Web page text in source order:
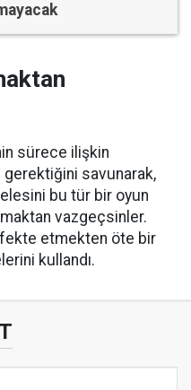
sürece ilişkin
gerektiğini savunarak,
bu tür bir oyun
vazgeçsinler.
etmekten öte bir
kullandı.